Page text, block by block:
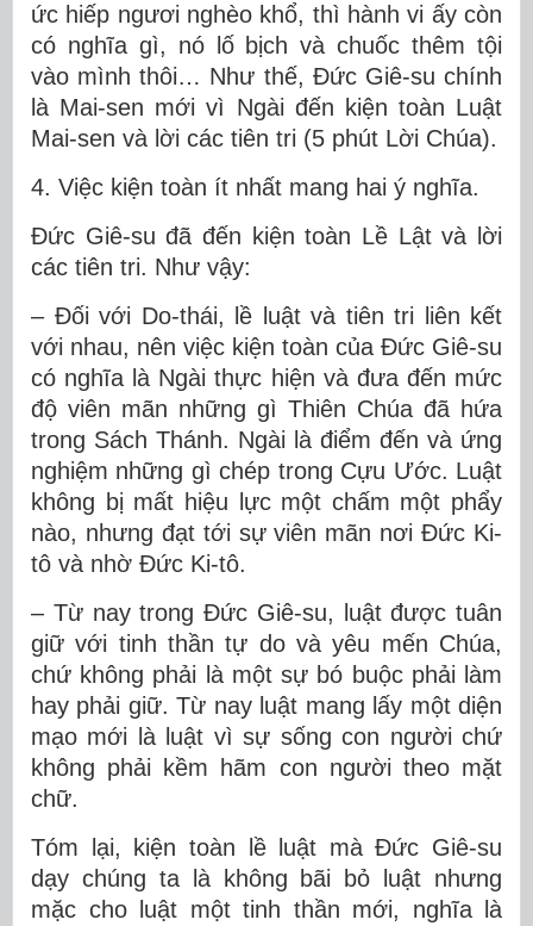
ức hiếp ngươi nghèo khổ, thì hành vi ấy còn
có nghĩa gì, nó lố bịch và chuốc thêm tội
vào mình thôi… Như thế, Đức Giê-su chính
là Mai-sen mới vì Ngài đến kiện toàn Luật
Mai-sen và lời các tiên tri (5 phút Lời Chúa).
4. Việc kiện toàn ít nhất mang hai ý nghĩa.
Đức Giê-su đã đến kiện toàn Lề Lật và lời
các tiên tri. Như vậy:
– Đối với Do-thái, lề luật và tiên tri liên kết
với nhau, nên việc kiện toàn của Đức Giê-su
có nghĩa là Ngài thực hiện và đưa đến mức
độ viên mãn những gì Thiên Chúa đã hứa
trong Sách Thánh. Ngài là điểm đến và ứng
nghiệm những gì chép trong Cựu Ước. Luật
không bị mất hiệu lực một chấm một phẩy
nào, nhưng đạt tới sự viên mãn nơi Đức Ki-
tô và nhờ Đức Ki-tô.
– Từ nay trong Đức Giê-su, luật được tuân
giữ với tinh thần tự do và yêu mến Chúa,
chứ không phải là một sự bó buộc phải làm
hay phải giữ. Từ nay luật mang lấy một diện
mạo mới là luật vì sự sống con người chứ
không phải kềm hãm con người theo mặt
chữ.
Tóm lại, kiện toàn lề luật mà Đức Giê-su
dạy chúng ta là không bãi bỏ luật nhưng
mặc cho luật một tinh thần mới, nghĩa là